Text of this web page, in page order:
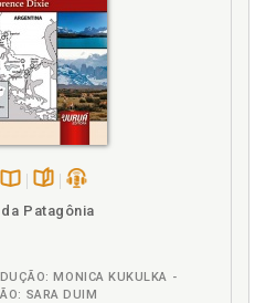
Patagônia
MONICA KUKULKA -
SARA DUIM